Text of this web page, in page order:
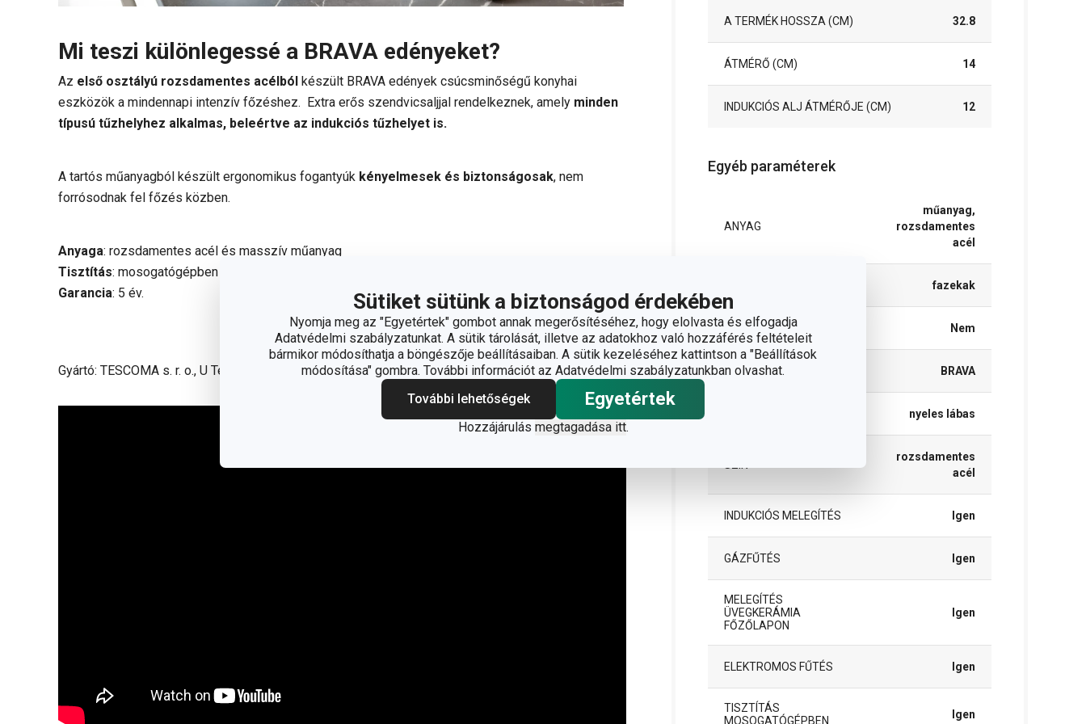
Sütiket sütünk a biztonságod érdekében
Nyomja meg az "Egyetértek" gombot annak megerősítéséhez, hogy elolvasta és elfogadja
Adatvédelmi szabályzatunkat. A sütik tárolását, illetve az adatokhoz való hozzáférés feltételeit
bármikor módosíthatja a böngészője beállításaiban. A sütik kezeléséhez kattintson a "Beállítások
módosítása" gombra. További információt az Adatvédelmi szabályzatunkban olvashat.
További lehetőségek
Egyetértek
Hozzájárulás megtagadása itt.
Mi teszi különlegessé a BRAVA edényeket?
Az első osztályú rozsdamentes acélból készült BRAVA edények csúcsminőségű konyhai
eszközök a mindennapi intenzív főzéshez. Extra erős szendvicsaljjal rendelkeznek, amely minden
típusú tűzhelyhez alkalmas, beleértve az indukciós tűzhelyet is.
A tartós műanyagból készült ergonomikus fogantyúk kényelmesek és biztonságosak, nem
forrósodnak fel főzés közben.
Anyaga: rozsdamentes acél és masszív műanyag
Tisztítás: mosogatógépben tisztítható
Garancia: 5 év.
Gyártó: TESCOMA s. r. o., U Tescomy 241, 760 01 Zlín;info@tescoma.hu
A TERMÉK HOSSZA (CM) 32.8
ÁTMÉRŐ (CM) 14
INDUKCIÓS ALJ ÁTMÉRŐJE (CM) 12
Egyéb paraméterek
ANYAG
műanyag,
rozsdamentes
acél
fazekak
FEDŐ Nem
TERMÉKCSALÁD BRAVA
nyeles lábas
rozsdamentes
acél
INDUKCIÓS MELEGÍTÉS Igen
GÁZFŰTÉS Igen
MELEGÍTÉS
ÜVEGKERÁMIA
FŐZŐLAPON
Igen
ELEKTROMOS FŰTÉS Igen
TISZTÍTÁS
MOSOGATÓGÉPBEN
Igen